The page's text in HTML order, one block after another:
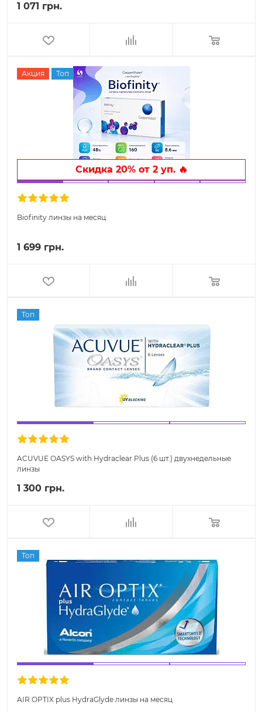
1 071 грн.
Акция Топ
Скидка 20% от 2 уп. 🔥
Biofinity линзы на месяц
1 699 грн.
Топ
ACUVUE OASYS with Hydraclear Plus (6 шт.) двухнедельные
линзы
1 300 грн.
Топ
AIR OPTIX plus HydraGlyde линзы на месяц